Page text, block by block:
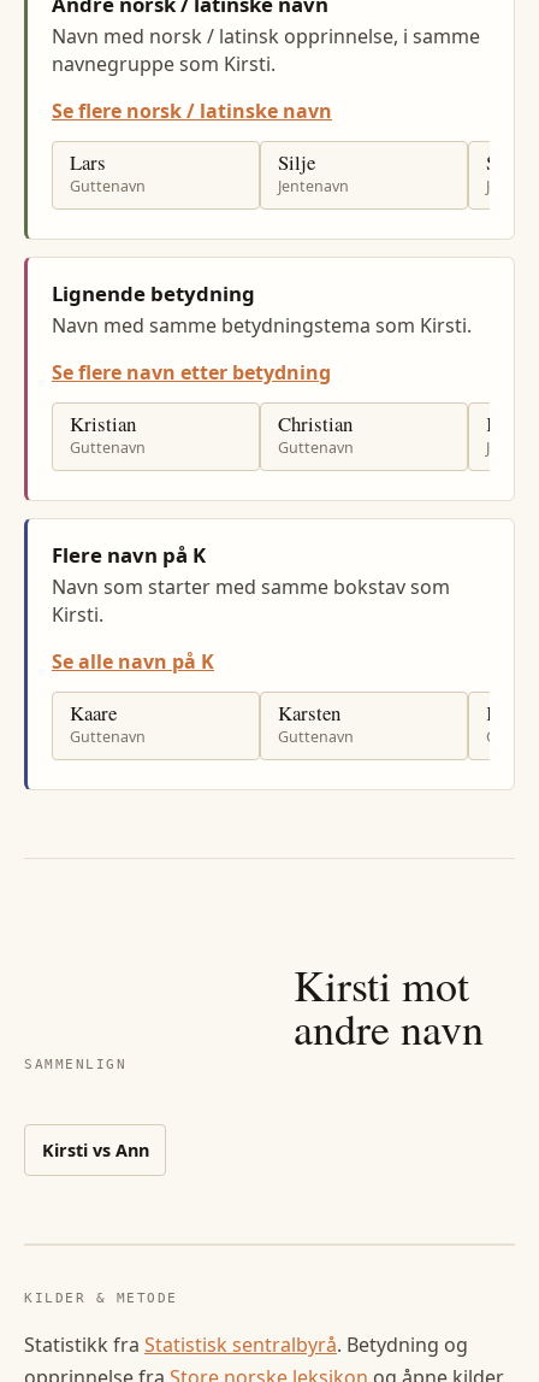
Navn med norsk / latinsk opprinnelse, i samme
navnegruppe som Kirsti.
Se flere norsk / latinske navn
Lars
Guttenavn
Silje
Jentenavn
Sissel
Lignende betydning
Navn med samme betydningstema som Kirsti.
Se flere navn etter betydning
Kristian
Guttenavn
Christian
Guttenavn
Flere navn på K
Navn som starter med samme bokstav som
Kirsti.
Se alle navn på K
Kaare
Guttenavn
Karsten
Guttenavn
Kurt
SAMMENLIGN
Kirsti mot
andre navn
Kirstivs Ann
KILDER & METODE
Statistikk fra Statistisk sentralbyrå. Betydning og